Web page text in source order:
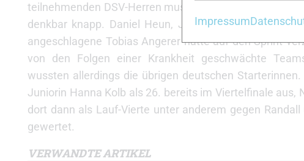
teilnehmenden DSV-Herren mussten bereits im Prolog
denkbar knapp. Daniel Heun, Josef Wenzl und Tom
angeschlagene Tobias Angerer hatte auf den Sprint
von den Folgen einer Krankheit geschwächte
wussten allerdings die übrigen deutschen
Juniorin Hanna Kolb als 26. bereits im Viertelfinale
dort dann als Lauf-Vierte unter anderem gegen
gewertet.
VERWANDTE ARTIKEL
Impressum